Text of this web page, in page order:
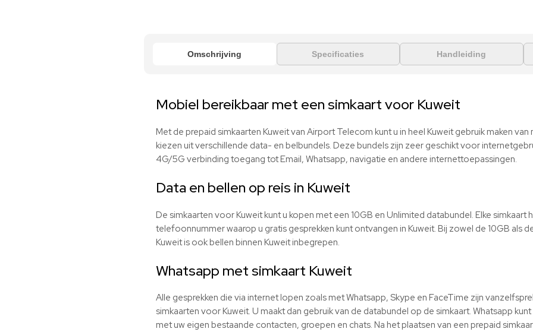
Omschrijving Specificaties Handleiding
Mobiel bereikbaar met een simkaart voor Kuweit
Met de prepaid simkaarten Kuweit van Airport Telecom kunt u in heel Kuweit gebruik maken
kiezen uit verschillende data- en belbundels. Deze bundels zijn zeer geschikt voor
4G/5G verbinding toegang tot Email, Whatsapp, navigatie en andere internettoepassingen.
Data en bellen op reis in Kuweit
De simkaarten voor Kuweit kunt u kopen met een 10GB en Unlimited databundel. Elke simkaart
telefoonnummer waarop u gratis gesprekken kunt ontvangen in Kuweit. Bij zowel de 10GB als
Kuweit is ook bellen binnen Kuweit inbegrepen.
Whatsapp met simkaart Kuweit
Alle gesprekken die via internet lopen zoals met Whatsapp, Skype en FaceTime zijn
simkaarten voor Kuweit. U maakt dan gebruik van de databundel op de simkaart. Whatsapp
met uw eigen bestaande contacten, groepen en chats. Na het plaatsen van een prepaid